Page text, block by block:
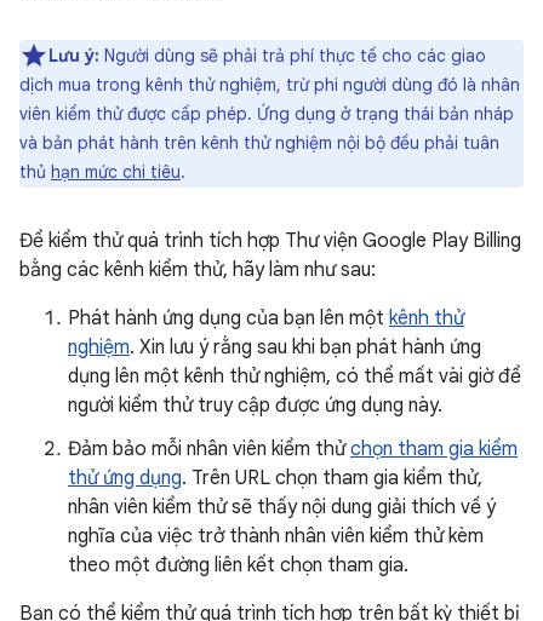
Lưu ý: Người dùng sẽ phải trả phí thực tế cho các giao
dịch mua trong kênh thử nghiệm, trừ phi người dùng đó là nhân
viên kiểm thử được cấp phép. Ứng dụng ở trạng thái bản nháp
và bản phát hành trên kênh thử nghiệm nội bộ đều phải tuân
thủ hạn mức chi tiêu.
Để kiểm thử quá trình tích hợp Thư viện Google Play Billing
bằng các kênh kiểm thử, hãy làm như sau:
Phát hành ứng dụng của bạn lên một kênh thử
nghiệm. Xin lưu ý rằng sau khi bạn phát hành ứng
dụng lên một kênh thử nghiệm, có thể mất vài giờ để
người kiểm thử truy cập được ứng dụng này.
Đảm bảo mỗi nhân viên kiểm thửchọn tham gia kiểm
thử ứng dụng. Trên URL chọn tham gia kiểm thử,
nhân viên kiểm thử sẽ thấy nội dung giải thích về ý
nghĩa của việc trở thành nhân viên kiểm thử kèm
theo một đường liên kết chọn tham gia.
Bạn có thể kiểm thử quá trình tích hợp trên bất kỳ thiết bị